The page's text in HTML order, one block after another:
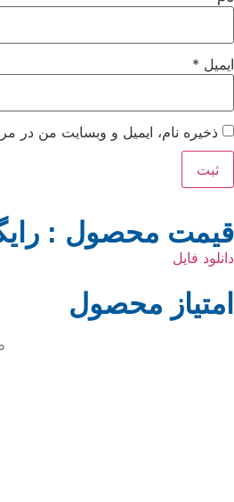
ایمیل *
ذخیره نام، ایمیل و وبسایت من در
قیمت محصول :
دانلود فایل
امتیاز محصول